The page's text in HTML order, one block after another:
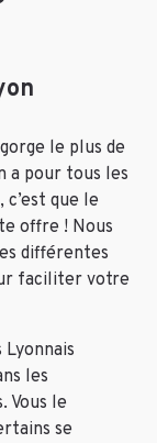
le plus de
a pour tous les
que le
offre ! Nous
différentes
faciliter votre
les
Vous le
se